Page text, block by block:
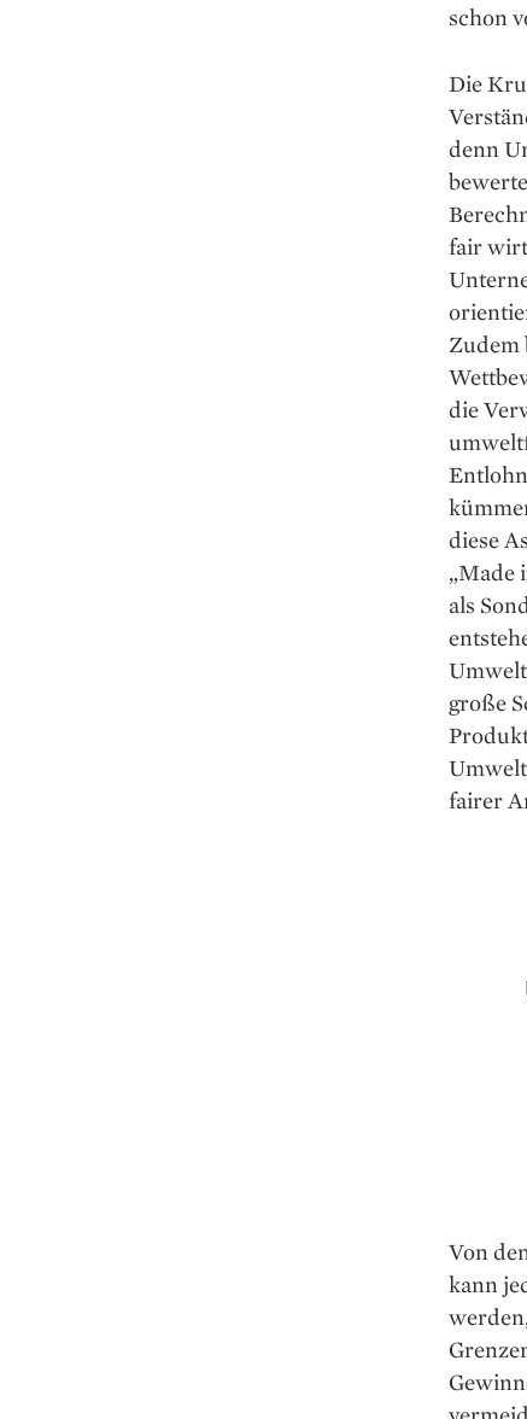
schon
Die
denn
fair
Zudem
die
diese
„Made
als
große
fairer
Von
kann